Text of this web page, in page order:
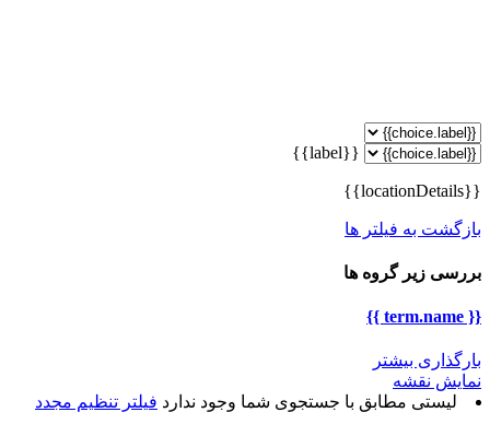
{{label}}
{{locationDetails}}
بازگشت به فیلتر ها
بررسی زیر گروه ها
{{ term.name }}
بارگذاری بیشتر
نمایش نقشه
لیستی مطابق با جستجوی شما وجود ندارد فیلتر تنظیم مجدد